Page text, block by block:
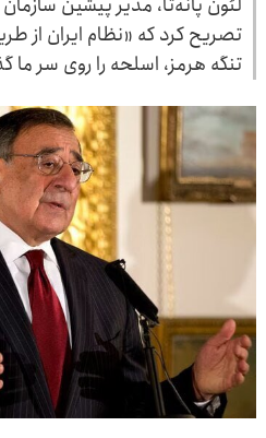
تصریح کرد که «نظام ایران از
تنگه هرمز، اسلحه را روی سر ما